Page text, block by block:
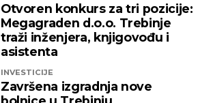
Otvoren konkurs za tri pozicije:
Megagraden d.o.o. Trebinje
traži inženjera, knjigovođu i
asistenta
INVESTICIJE
Završena izgradnja nove